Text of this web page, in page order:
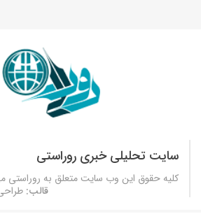
سایت تحلیلی خبری روراستی
کلیه حقوق این وب سایت متعلق به روراستی
قالب: